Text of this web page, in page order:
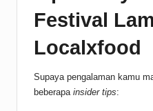
Festival
Localxfood
Supaya pengalaman kamu
beberapa insider tips: